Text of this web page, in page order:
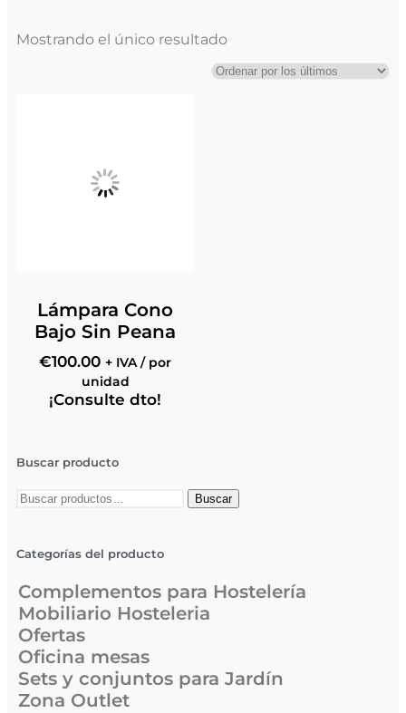
Buscar producto
Buscar
Categorías del producto
Complementos para Hostelería
Mobiliario Hosteleria
Ofertas
Oficina mesas
Sets y conjuntos para Jardín
Zona Outlet
Mostrando el único resultado
Lámpara Cono
Bajo Sin Peana
€100.00 + IVA / por
unidad
¡Consulte dto!